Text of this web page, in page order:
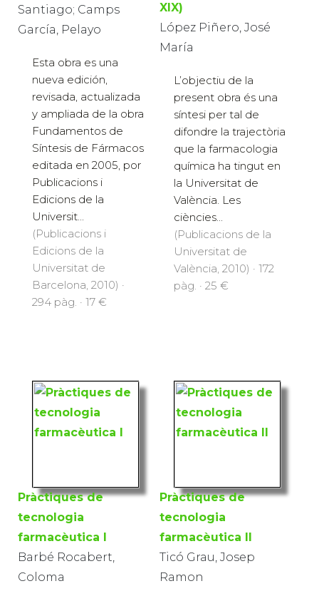
Santiago; Camps
García, Pelayo
Esta obra es una
nueva edición,
revisada, actualizada
y ampliada de la obra
Fundamentos de
Síntesis de Fármacos
editada en 2005, por
Publicacions i
Edicions de la
Universit...
(Publicacions i
Edicions de la
Universitat de
Barcelona, 2010) ·
294 pàg. · 17 €
XIX)
López Piñero, José
María
L’objectiu de la
present obra és una
síntesi per tal de
difondre la trajectòria
que la farmacologia
química ha tingut en
la Universitat de
València. Les
ciències...
(Publicacions de la
Universitat de
València, 2010) · 172
pàg. · 25 €
Pràctiques de
tecnologia
farmacèutica I
Barbé Rocabert,
Coloma
Pràctiques de
tecnologia
farmacèutica II
Ticó Grau, Josep
Ramon